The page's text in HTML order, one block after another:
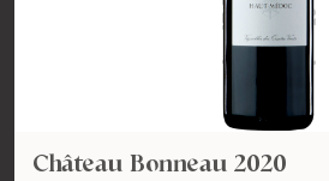
Château Bonneau 2020